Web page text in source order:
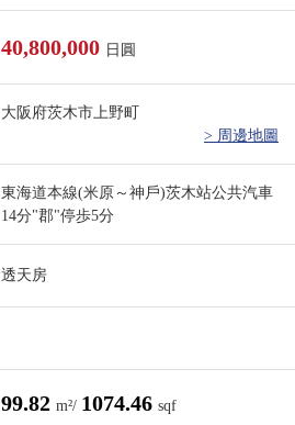
40,800,000 日圓
大阪府茨木市上野町
> 周邊地圖
東海道本線(米原～神戶)茨木站公共汽車
14分"郡"停歩5分
透天房
99.82 m²/ 1074.46 sqf